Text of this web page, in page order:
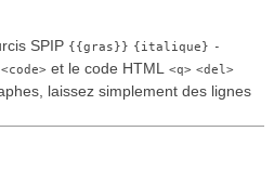
SPIP {{gras}} {italique} -
<code>et le code HTML <q> <del>
laissez simplement des lignes